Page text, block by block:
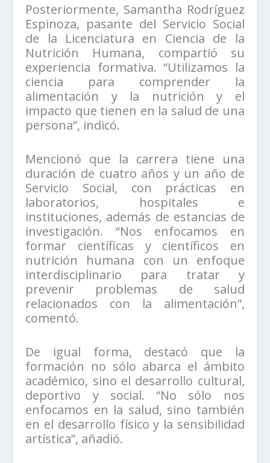
Posteriormente, Samantha Rodríguez
Espinoza, pasante del Servicio Social
de la Licenciatura en Ciencia de la
Nutrición Humana, compartió su
experiencia formativa. “Utilizamos la
ciencia para comprender la
alimentación y la nutrición y el
impacto que tienen en la salud de una
persona”, indicó.
Mencionó que la carrera tiene una
duración de cuatro años y un año de
Servicio Social, con prácticas en
laboratorios, hospitales e
instituciones, además de estancias de
investigación. “Nos enfocamos en
formar científicas y científicos en
nutrición humana con un enfoque
interdisciplinario para tratar y
prevenir problemas de salud
relacionados con la alimentación”,
comentó.
De igual forma, destacó que la
formación no sólo abarca el ámbito
académico, sino el desarrollo cultural,
deportivo y social. “No sólo nos
enfocamos en la salud, sino también
en el desarrollo físico y la sensibilidad
artística”, añadió.